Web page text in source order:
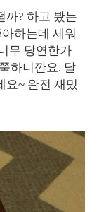
까? 하고 봤는
하는데 세워
무 당연한가
하니깐요. 달
요~ 완전 재밌